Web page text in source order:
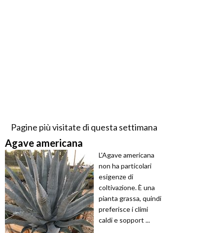
Pagine più visitate di questa settimana
Agave americana
L'Agave americana
non ha particolari
esigenze di
coltivazione. È una
pianta grassa, quindi
preferisce i climi
caldi e sopport ...